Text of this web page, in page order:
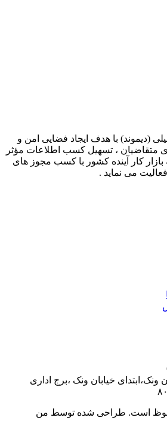
(دیموند) با هدف ایجاد فضایی امن و
، تسهیل کسب اطلاعات مؤثر
بازار کار آینده کشور با کسب مجوز های
می نماید .
ونک،ابتدای خیابان ونک ،برج اداری
است. طراحی شده توسط من